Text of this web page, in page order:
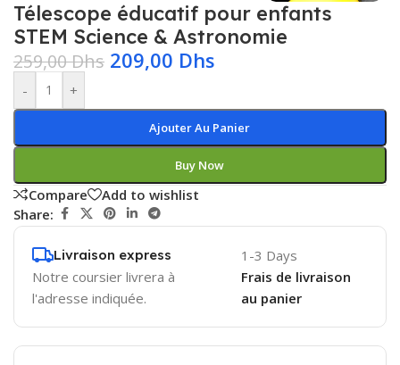
Télescope éducatif pour enfants 
STEM Science & Astronomie
259,00Dhs 209,00 Dhs
- +
Ajouter Au Panier
Buy Now
Compare
Add to wishlist
Share:
Livraison express
Notre coursier livrera à
l'adresse indiquée.
1-3 Days
Frais de livraison
au panier